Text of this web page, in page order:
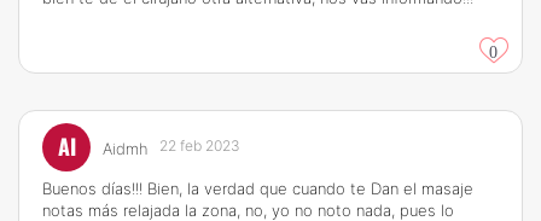
0
AI Aidmh 22 feb 2023
Buenos días!!! Bien, la verdad que cuando te Dan el masaje
notas más relajada la zona, no, yo no noto nada, pues lo